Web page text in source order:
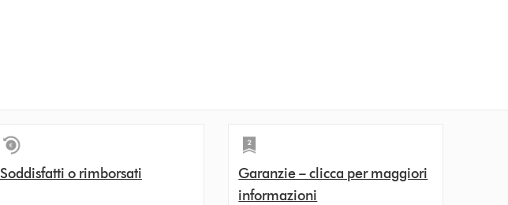
Soddisfatti o rimborsati
Garanzie – clicca per maggiori
informazioni